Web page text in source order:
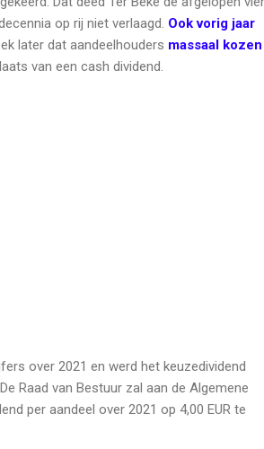
op rij niet verlaagd. Ook vorig jaar
later dat aandeelhouders massaal kozen
van een cash dividend.
over 2021 en werd het keuzedividend
Raad van Bestuur zal aan de Algemene
per aandeel over 2021 op 4,00 EUR te